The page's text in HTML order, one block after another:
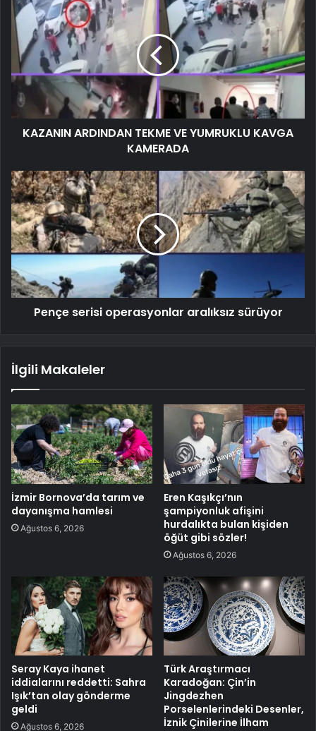
KAZANIN ARDINDAN TEKME VE YUMRUKLU KAVGA
KAMERADA
Pençe serisi operasyonlar aralıksız sürüyor
İlgili Makaleler
İzmir Bornova’da tarım ve
dayanışma hamlesi
Ağustos 6, 2026
Eren Kaşıkçı’nın
şampiyonluk afişini
hurdalıkta bulan kişiden
öğüt gibi sözler!
Ağustos 6, 2026
Seray Kaya ihanet
iddialarını reddetti: Sahra
Işık’tan olay gönderme
geldi
Ağustos 6, 2026
Türk Araştırmacı
Karadoğan: Çin’in
Jingdezhen
Porselenlerindeki Desenler,
İznik Çinilerine İlham